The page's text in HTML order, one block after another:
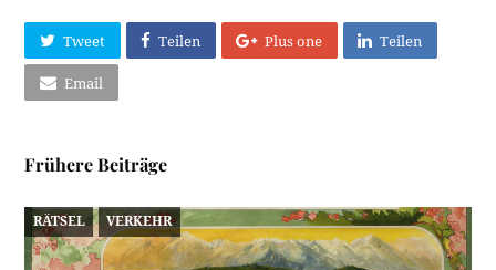
Tweet Teilen Plus one Teilen
Email
Frühere Beiträge
RÄTSEL VERKEHR